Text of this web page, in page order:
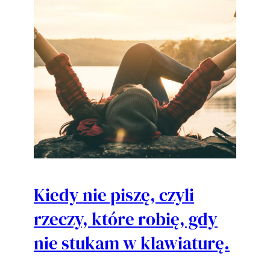
Kiedy nie piszę, czyli
rzeczy, które robię, gdy
nie stukam w klawiaturę.